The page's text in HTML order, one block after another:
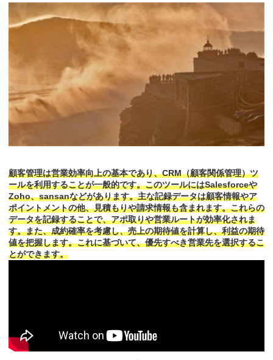
顧客管理は営業効率向上の基本であり、CRM（顧客関係管理）ツ
ールを利用することが一般的です。このツールにはSalesforceや
Zoho、sansanなどがあります。主な記録データは顧客情報やア
ポイントメントの他、見積もりや請求情報も含まれます。これらの
データを記録することで、アポ取りや営業ルートが効率化されま
す。また、成約確率を考慮し、売上の期待値を計算し、利益の期待
値を把握します。これに基づいて、優先すべき営業先を選択するこ
とができます。